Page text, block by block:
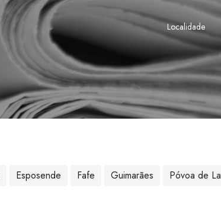
Localidade
Esposende Fafe Guimarães
Póvoa de